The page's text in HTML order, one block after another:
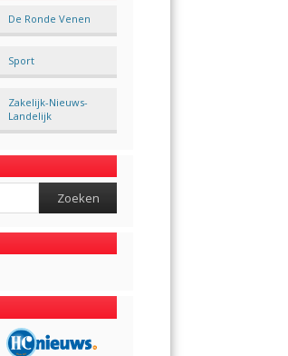
De Ronde Venen
Sport
Zakelijk-Nieuws-
Landelijk